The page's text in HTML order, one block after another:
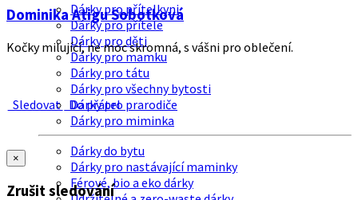
Dárky pro přítelkyni
Dárky pro přítele
Dárky pro děti
Dárky pro mamku
Dárky pro tátu
Dárky pro všechny bytosti
Dárky pro prarodiče
Dárky pro miminka
Dárky do bytu
Dárky pro nastávající maminky
Férové, bio a eko dárky
Dominika Atigu Sobotková
Kočky milující, ne moc skromná, s vášni pro oblečení.
Sledovat Do přátel
×
Zrušit sledování